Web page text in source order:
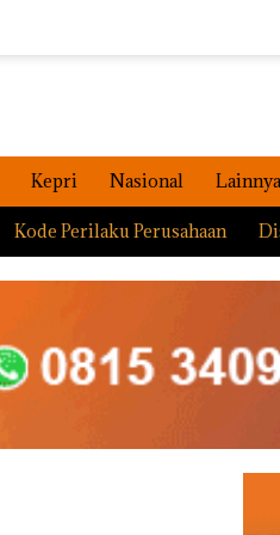
Kepri Nasional Lainnya
Kode Perilaku Perusahaan